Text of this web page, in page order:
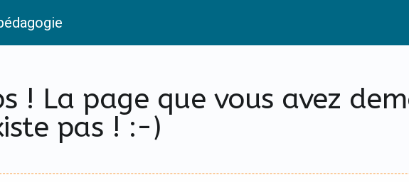
! La page que vous avez
pas ! :-)